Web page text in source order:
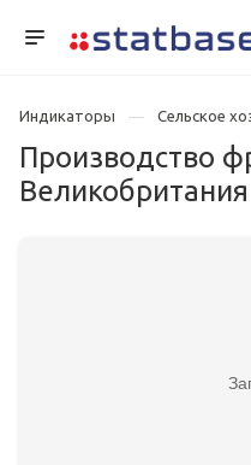
Индикаторы Сельское
Производство
Великобритания